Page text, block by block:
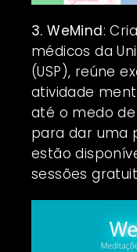
3. WeMind:
médicos da
(USP), reúne
atividade
até o medo
para dar uma
estão
sessões